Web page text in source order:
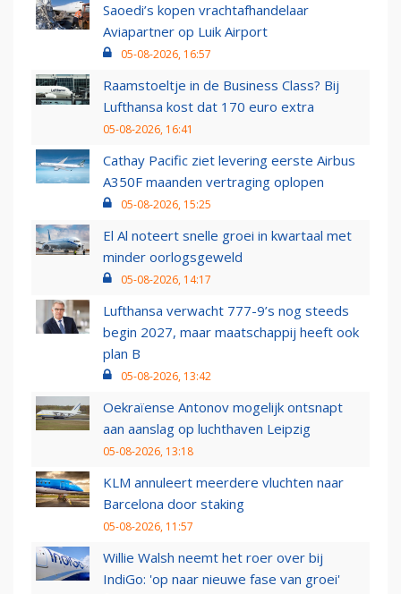
Saoedi’s kopen vrachtafhandelaar
Aviapartner op Luik Airport
05-08-2026, 16:57
Raamstoeltje in de Business Class? Bij
Lufthansa kost dat 170 euro extra
05-08-2026, 16:41
Cathay Pacific ziet levering eerste Airbus
A350F maanden vertraging oplopen
05-08-2026, 15:25
El Al noteert snelle groei in kwartaal met
minder oorlogsgeweld
05-08-2026, 14:17
Lufthansa verwacht 777-9’s nog steeds
begin 2027, maar maatschappij heeft ook
plan B
05-08-2026, 13:42
Oekraïense Antonov mogelijk ontsnapt
aan aanslag op luchthaven Leipzig
05-08-2026, 13:18
KLM annuleert meerdere vluchten naar
Barcelona door staking
05-08-2026, 11:57
Willie Walsh neemt het roer over bij
IndiGo: 'op naar nieuwe fase van groei'